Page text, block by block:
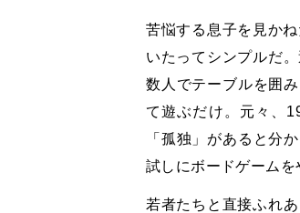
苦悩する息子を見か
いたってシンプルだ
数人でテーブルを囲
て遊ぶだけ。元々、
「孤独」があると分
試しにボードゲームを
若者たちと直接ふれ